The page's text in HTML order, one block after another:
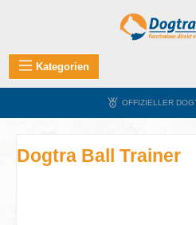
Zum Hauptinhalt springen
Kategorien
OFFIZIELLER
Dogtra Ball Trainer